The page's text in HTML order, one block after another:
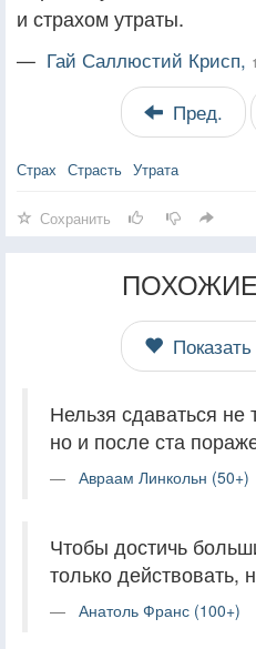
и страхом утраты.
— Гай Саллюстий Крисп,
Пред.
Страх Страсть Утрата
Сохранить
Нельзя сдаваться не
но и после ста
Авраам Линкольн (50+)
Чтобы достичь
только действовать,
Анатоль Франс (100+)